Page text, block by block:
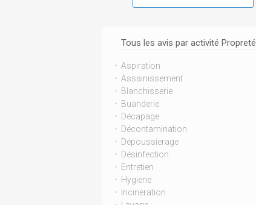
Tous les avis par activité Propreté
Aspiration
Assainissement
Blanchisserie
Buanderie
Décapage
Décontamination
Dépoussierage
Désinfection
Entretien
Hygiene
Incineration